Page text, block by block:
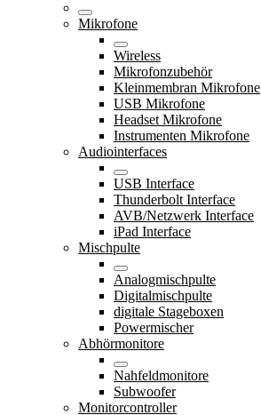
Mikrofone
Wireless
Mikrofonzubehör
Kleinmembran Mikrofone
USB Mikrofone
Headset Mikrofone
Instrumenten Mikrofone
Audiointerfaces
USB Interface
Thunderbolt Interface
AVB/Netzwerk Interface
iPad Interface
Mischpulte
Analogmischpulte
Digitalmischpulte
digitale Stageboxen
Powermischer
Abhörmonitore
Nahfeldmonitore
Subwoofer
Monitorcontroller